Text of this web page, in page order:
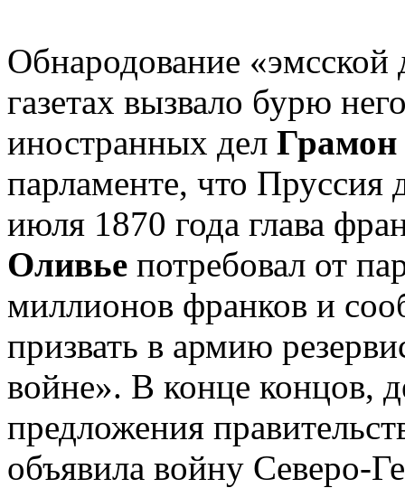
Обнародование
газетах вызвало бурю
иностранных дел Грамон
парламенте, что
июля 1870 года глава
Оливье потребовал от
миллионов франков и
призвать в армию
войне». В конце концов,
предложения
объявила войну Северо-